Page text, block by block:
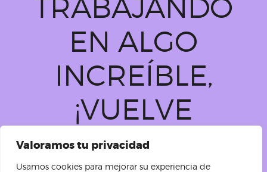
Valoramos tu privacidad
Usamos cookies para mejorar su experiencia de
TRABAJANDO
EN ALGO
INCREÍBLE,
¡VUELVE
PRONTO!